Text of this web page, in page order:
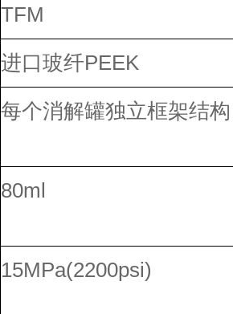
TFM
进口玻纤PEEK
每个消解罐独立框架结构
80ml
15MPa(2200psi)